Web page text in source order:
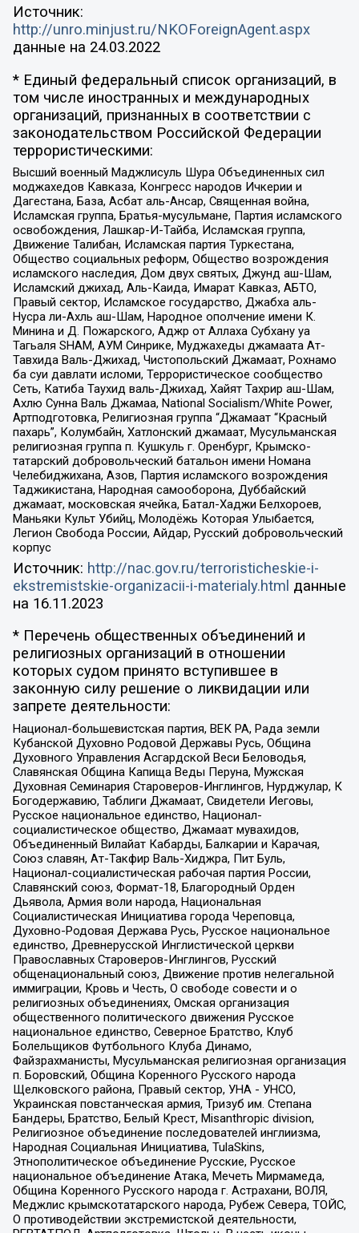
Источник:
http://unro.minjust.ru/NKOForeignAgent.aspx
данные на 24.03.2022
* Единый федеральный список организаций, в
том числе иностранных и международных
организаций, признанных в соответствии с
законодательством Российской Федерации
террористическими:
Высший военный Маджлисуль Шура Объединенных сил
моджахедов Кавказа, Конгресс народов Ичкерии и
Дагестана, База, Асбат аль-Ансар, Священная война,
Исламская группа, Братья-мусульмане, Партия исламского
освобождения, Лашкар-И-Тайба, Исламская группа,
Движение Талибан, Исламская партия Туркестана,
Общество социальных реформ, Общество возрождения
исламского наследия, Дом двух святых, Джунд аш-Шам,
Исламский джихад, Аль-Каида, Имарат Кавказ, АБТО,
Правый сектор, Исламское государство, Джабха аль-
Нусра ли-Ахль аш-Шам, Народное ополчение имени К.
Минина и Д. Пожарского, Аджр от Аллаха Субхану уа
Тагьаля SHAM, АУМ Синрике, Муджахеды джамаата Ат-
Тавхида Валь-Джихад, Чистопольский Джамаат, Рохнамо
ба суи давлати исломи, Террористическое сообщество
Сеть, Катиба Таухид валь-Джихад, Хайят Тахрир аш-Шам,
Ахлю Сунна Валь Джамаа, National Socialism/White Power,
Артподготовка, Религиозная группа “Джамаат “Красный
пахарь”, Колумбайн, Хатлонский джамаат, Мусульманская
религиозная группа п. Кушкуль г. Оренбург, Крымско-
татарский добровольческий батальон имени Номана
Челебиджихана, Азов, Партия исламского возрождения
Таджикистана, Народная самооборона, Дуббайский
джамаат, московская ячейка, Батал-Хаджи Белхороев,
Маньяки Культ Убийц, Молодёжь Которая Улыбается,
Легион Свобода России, Айдар, Русский добровольческий
корпус
Источник: http://nac.gov.ru/terroristicheskie-i-
ekstremistskie-organizacii-i-materialy.html данные
на 16.11.2023
* Перечень общественных объединений и
религиозных организаций в отношении
которых судом принято вступившее в
законную силу решение о ликвидации или
запрете деятельности:
Национал-большевистская партия, ВЕК РА, Рада земли
Кубанской Духовно Родовой Державы Русь, Община
Духовного Управления Асгардской Веси Беловодья,
Славянская Община Капища Веды Перуна, Мужская
Духовная Семинария Староверов-Инглингов, Нурджулар, К
Богодержавию, Таблиги Джамаат, Свидетели Иеговы,
Русское национальное единство, Национал-
социалистическое общество, Джамаат мувахидов,
Объединенный Вилайат Кабарды, Балкарии и Карачая,
Союз славян, Ат-Такфир Валь-Хиджра, Пит Буль,
Национал-социалистическая рабочая партия России,
Славянский союз, Формат-18, Благородный Орден
Дьявола, Армия воли народа, Национальная
Социалистическая Инициатива города Череповца,
Духовно-Родовая Держава Русь, Русское национальное
единство, Древнерусской Инглистической церкви
Православных Староверов-Инглингов, Русский
общенациональный союз, Движение против нелегальной
иммиграции, Кровь и Честь, О свободе совести и о
религиозных объединениях, Омская организация
общественного политического движения Русское
национальное единство, Северное Братство, Клуб
Болельщиков Футбольного Клуба Динамо,
Файзрахманисты, Мусульманская религиозная организация
п. Боровский, Община Коренного Русского народа
Щелковского района, Правый сектор, УНА - УНСО,
Украинская повстанческая армия, Тризуб им. Степана
Бандеры, Братство, Белый Крест, Misanthropic division,
Религиозное объединение последователей инглиизма,
Народная Социальная Инициатива, TulaSkins,
Этнополитическое объединение Русские, Русское
национальное объединение Атака, Мечеть Мирмамеда,
Община Коренного Русского народа г. Астрахани, ВОЛЯ,
Меджлис крымскотатарского народа, Рубеж Севера, ТОЙС,
О противодействии экстремистской деятельности,